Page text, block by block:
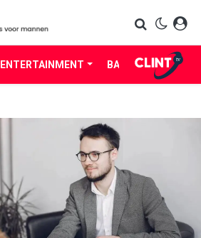
ENTERTAINMENT BABES LIFE